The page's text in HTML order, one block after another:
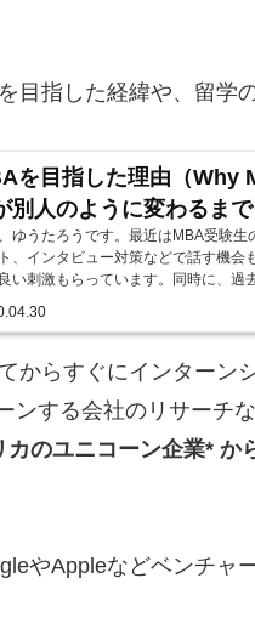
目指した経緯や、留学
を目指した理由（Why
別人のように変わるまで
ゆうたろうです。最近はMBA受験生
、インタビュー対策などで話す機会
い刺激もらっています。同時に、過
からすぐにインターン
ンする会社のリサーチな
カのユニコーン企業*
やAppleなどベンチャ